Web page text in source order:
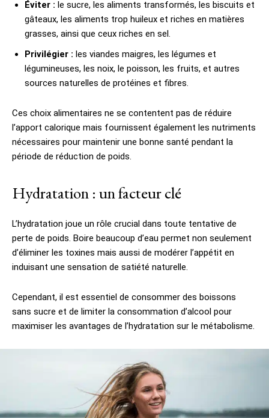
Éviter : le sucre, les aliments transformés, les biscuits et
gâteaux, les aliments trop huileux et riches en matières
grasses, ainsi que ceux riches en sel.
Privilégier : les viandes maigres, les légumes et
légumineuses, les noix, le poisson, les fruits, et autres
sources naturelles de protéines et fibres.
Ces choix alimentaires ne se contentent pas de réduire
l’apport calorique mais fournissent également les nutriments
nécessaires pour maintenir une bonne santé pendant la
période de réduction de poids.
Hydratation : un facteur clé
L’hydratation joue un rôle crucial dans toute tentative de
perte de poids. Boire beaucoup d’eau permet non seulement
d’éliminer les toxines mais aussi de modérer l’appétit en
induisant une sensation de satiété naturelle.
Cependant, il est essentiel de consommer des boissons
sans sucre et de limiter la consommation d’alcool pour
maximiser les avantages de l’hydratation sur le métabolisme.